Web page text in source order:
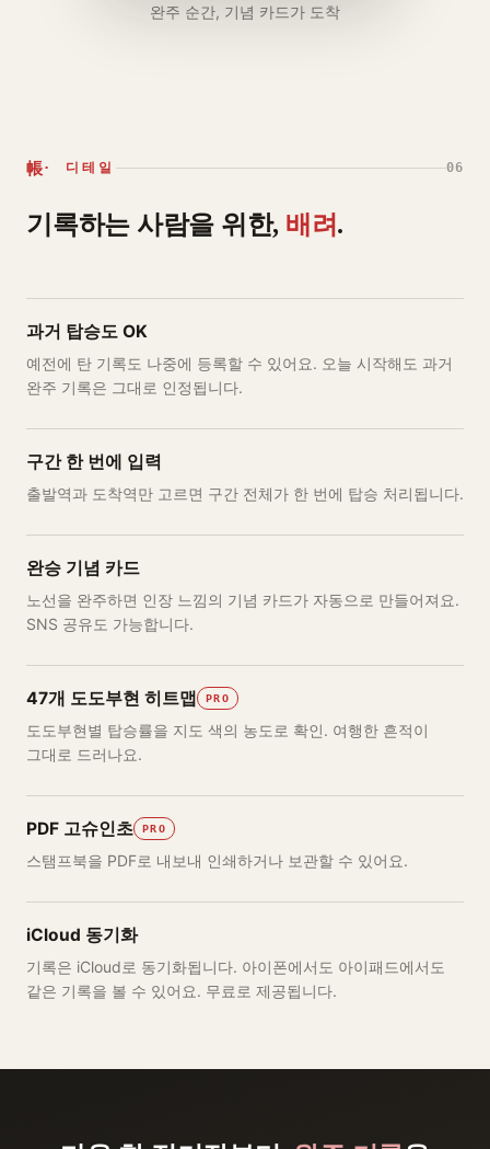
완주 순간, 기념 카드가 도착
帳· 디테일 06
기록하는 사람을 위한, 배려.
과거 탑승도 OK
예전에 탄 기록도 나중에 등록할 수 있어요. 오늘 시작해도 과거
완주 기록은 그대로 인정됩니다.
구간 한 번에 입력
출발역과 도착역만 고르면 구간 전체가 한 번에 탑승 처리됩니다.
완승 기념 카드
노선을 완주하면 인장 느낌의 기념 카드가 자동으로 만들어져요.
SNS 공유도 가능합니다.
47개 도도부현 히트맵 PRO
도도부현별 탑승률을 지도 색의 농도로 확인. 여행한 흔적이
그대로 드러나요.
PDF 고슈인초 PRO
스탬프북을 PDF로 내보내 인쇄하거나 보관할 수 있어요.
iCloud 동기화
기록은 iCloud로 동기화됩니다. 아이폰에서도 아이패드에서도
같은 기록을 볼 수 있어요. 무료로 제공됩니다.